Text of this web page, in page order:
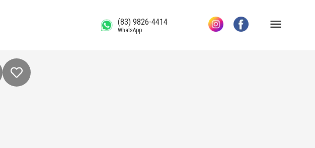
(83) 9826-4414
WhatsApp